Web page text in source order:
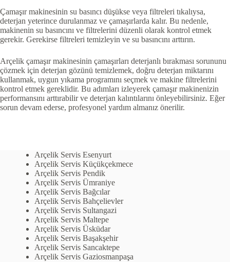
Çamaşır makinesinin su basıncı düşükse veya filtreleri tıkalıysa,
deterjan yeterince durulanmaz ve çamaşırlarda kalır. Bu nedenle,
makinenin su basıncını ve filtrelerini düzenli olarak kontrol etmek
gerekir. Gerekirse filtreleri temizleyin ve su basıncını arttırın.
Arçelik çamaşır makinesinin çamaşırları deterjanlı bırakması sorununu
çözmek için deterjan gözünü temizlemek, doğru deterjan miktarını
kullanmak, uygun yıkama programını seçmek ve makine filtrelerini
kontrol etmek gereklidir. Bu adımları izleyerek çamaşır makinenizin
performansını arttırabilir ve deterjan kalıntılarını önleyebilirsiniz. Eğer
sorun devam ederse, profesyonel yardım almanız önerilir.
Arçelik Servis Esenyurt
Arçelik Servis Küçükçekmece
Arçelik Servis Pendik
Arçelik Servis Ümraniye
Arçelik Servis Bağcılar
Arçelik Servis Bahçelievler
Arçelik Servis Sultangazi
Arçelik Servis Maltepe
Arçelik Servis Üsküdar
Arçelik Servis Başakşehir
Arçelik Servis Sancaktepe
Arçelik Servis Gaziosmanpaşa